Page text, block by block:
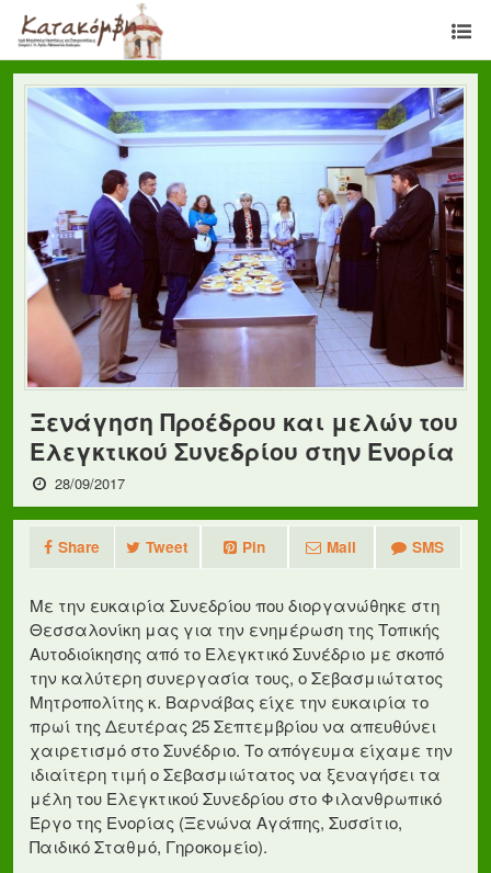
Ξενάγηση Προέδρου και μελών του
Ελεγκτικού Συνεδρίου στην Ενορία
28/09/2017
Share Tweet Pin Mail SMS
Με την ευκαιρία Συνεδρίου που διοργανώθηκε στη
Θεσσαλονίκη μας για την ενημέρωση της Τοπικής
Αυτοδιοίκησης από το Ελεγκτικό Συνέδριο με σκοπό
την καλύτερη συνεργασία τους, ο Σεβασμιώτατος
Μητροπολίτης κ. Βαρνάβας είχε την ευκαιρία το
πρωί της Δευτέρας 25 Σεπτεμβρίου να απευθύνει
χαιρετισμό στο Συνέδριο. Το απόγευμα είχαμε την
ιδιαίτερη τιμή ο Σεβασμιώτατος να ξεναγήσει τα
μέλη του Ελεγκτικού Συνεδρίου στο Φιλανθρωπικό
Έργο της Ενορίας (Ξενώνα Αγάπης, Συσσίτιο,
Παιδικό Σταθμό, Γηροκομείο).